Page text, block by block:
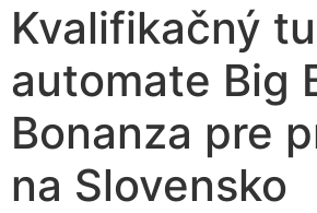
Kvalifikačný
automate Big
Bonanza pre
na Slovensko